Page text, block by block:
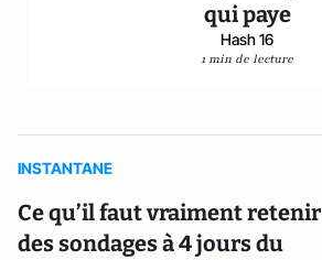
qui paye
Hash 16
1 min de lecture
INSTANTANE
Ce qu’il faut vraiment retenir
des sondages à 4 jours du